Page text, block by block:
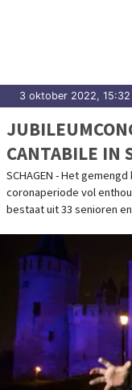
3 oktober 2022, 15:32
CANTABILE IN
SCHAGEN - Het
coronaperiode vol
bestaat uit 33 senioren